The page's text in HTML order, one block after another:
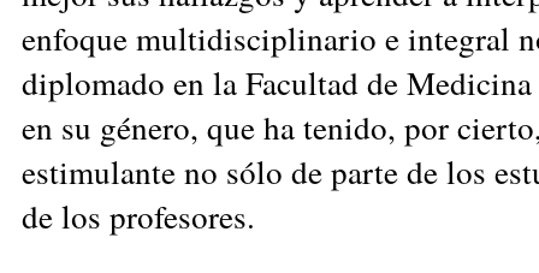
enfoque multidisciplinario e integral
diplomado en la Facultad de
en su género, que ha tenido, por
estimulante no sólo de parte de los
de los profesores.